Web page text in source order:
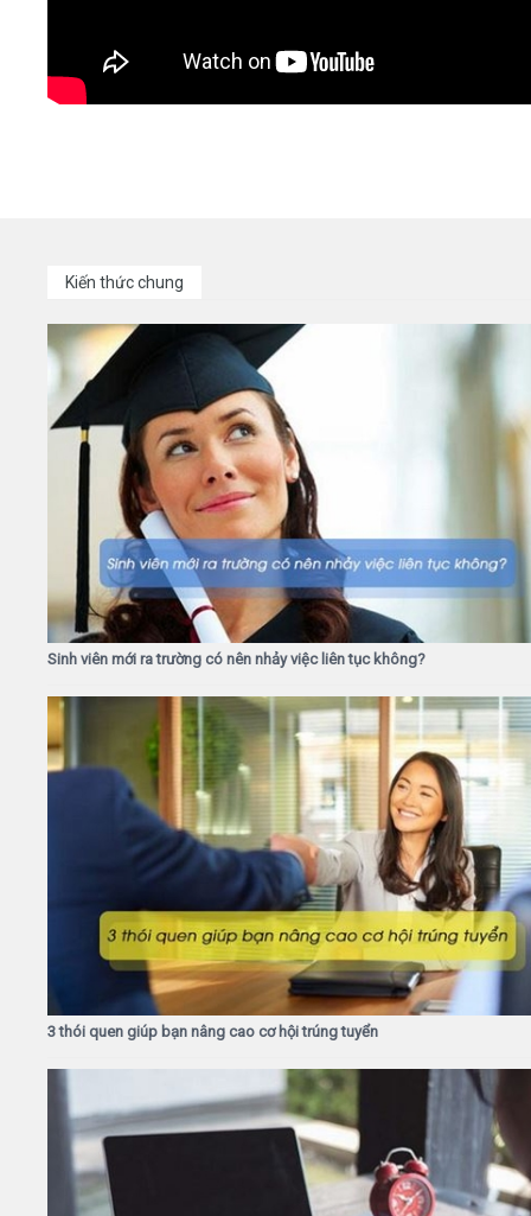
Kiến thức chung
Sinh viên mới ra trường có nên nhảy việc liên tục không?
3 thói quen giúp bạn nâng cao cơ hội trúng tuyển